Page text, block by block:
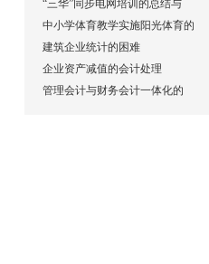
“三华”同步电网培训的总结与
中小学体育教学实施阳光体育的
建筑企业统计的困难
企业资产减值的会计处理
管理会计与财务会计一体化的